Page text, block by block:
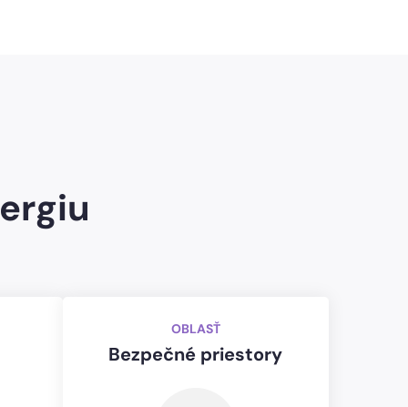
OBLASŤ
Bezpečné priestory